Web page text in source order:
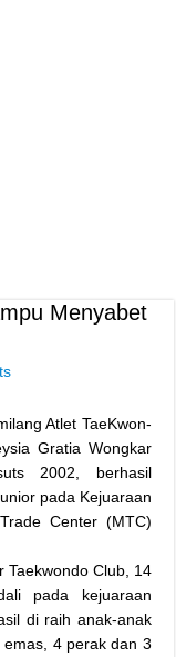
Menyabet
Atlet TaeKwon-
Gratia Wongkar
2002, berhasil
pada Kejuaraan
Center (MTC)
Taekwondo Club, 14
pada kejuaraan
di raih anak-anak
4 perak dan 3